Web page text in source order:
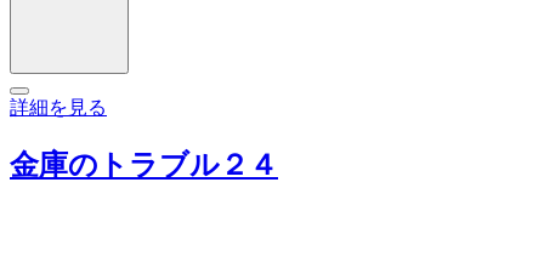
詳細を見る
金庫のトラブル２４